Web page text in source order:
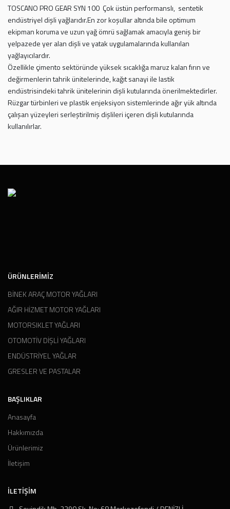
TOSCANO PRO GEAR SYN 100 Çok üstün performanslı, sentetik
endüstriyel dişli yağlarıdır.En zor koşullar altında bile optimum
ekipman koruma ve uzun yağ ömrü sağlamak amacıyla geniş bir
yelpazede yer alan dişli ve yatak uygulamalarında kullanılan
yağlayıcılardır.
Özellikle çimento sektöründe yüksek sıcaklığa maruz kalan fırın ve
değirmenlerin tahrik ünitelerinde, kağıt sanayi ile lastik
endüstrisindeki tahrik ünitelerinin dişli kutularında önerilmektedirler.
Rüzgar türbinleri ve plastik enjeksiyon sistemlerinde ağır yük altında
çalışan yüzeyleri serleştirilmiş dişlileri içeren dişli kutularında
kullanılırlar.
ÜRÜNLERIMIZ
BİNEK ARAÇ MOTOR YAĞLARI
AĞIR HİZMET MOTOR YAĞLARI
MOTORSIKLET YAĞLARI
OTOMOTİV DİŞLİ YAĞLARI
ENDÜSTRİYEL YAĞLAR
GRESLER VE PASTALAR
BAŞLIKLAR
Anasayfa
Hakkımızda
Ürünlerimiz
İletişim
İLETIŞIM